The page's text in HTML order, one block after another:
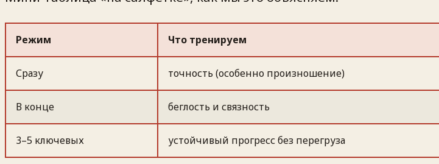
Режим Что тренируем
Сразу точность (особенно произношение)
В конце беглость и связность
3–5 ключевых устойчивый прогресс без перегруза